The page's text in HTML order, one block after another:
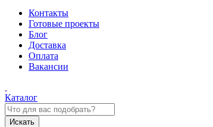
Контакты
Готовые проекты
Блог
Доставка
Оплата
Вакансии
Каталог
Искать